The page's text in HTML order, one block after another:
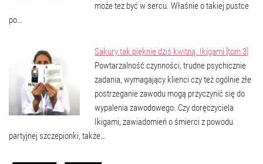
może tez być w sercu. Właśnie o takiej pustce
po…
Sakury tak pięknie dziś kwitną. Ikigami [tom 3]
Powtarzalność czynności, trudne psychicznie
zadania, wymagający klienci czy też ogólnie złe
postrzeganie zawodu mogą przyczynić się do
wypalenia zawodowego. Czy doręczyciela
Ikigami, zawiadomień o śmierci z powodu
partyjnej szczepionki, także…